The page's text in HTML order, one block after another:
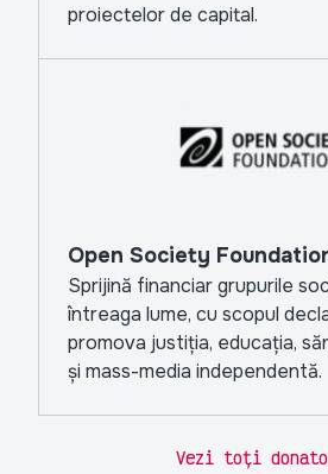
proiectelor de capital.
Open Society
Sprijină financiar grupurile
întreaga lume, cu scopul
promova justiția, educația,
și mass-media independentă.
Vezi toți